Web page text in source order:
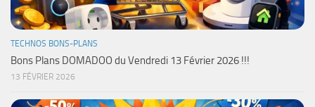
TECHNOS BONS-PLANS
Bons Plans DOMADOO du Vendredi 13 Février 2026 !!!
13 FÉVRIER 2026